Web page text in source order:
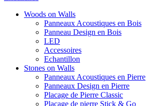
Woods on Walls
Panneaux Acoustiques en Bois
Panneau Design en Bois
LED
Accessoires
Echantillon
Stones on Walls
Panneaux Acoustiques en Pierre
Panneaux Design en Pierre
Placage de Pierre Classic
Placage de pierre Stick & Go